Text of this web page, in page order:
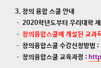
3. 창의 융합 스쿨 안내
– 2020학년도부터 우리대학
– 창의융합스쿨에 개설된 교과
– 창의융합스쿨 수강신청방법
– 창의융합스쿨 교육과정 :